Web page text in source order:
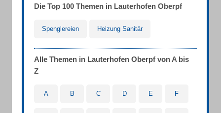
Die Top 100 Themen in Lauterhofen Oberpf
Spenglereien Heizung Sanitär
Alle Themen in Lauterhofen Oberpf von A bis
Z
A B C D E F